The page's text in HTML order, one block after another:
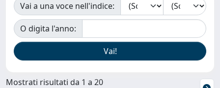
Vai a una voce nell'indice:
O digita l'anno:
Mostrati risultati da 1 a 20